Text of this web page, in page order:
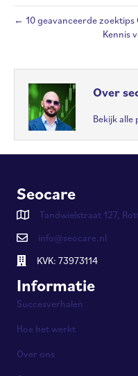
← 10 geavanceerde zoektips
Kennis
Over
Bekijk alle
Seocare
Tandwielstraat 127,
info@seocare.nl
KVK: 73973114
Informatie
Succesverhalen
Hoe het werkt
Over ons